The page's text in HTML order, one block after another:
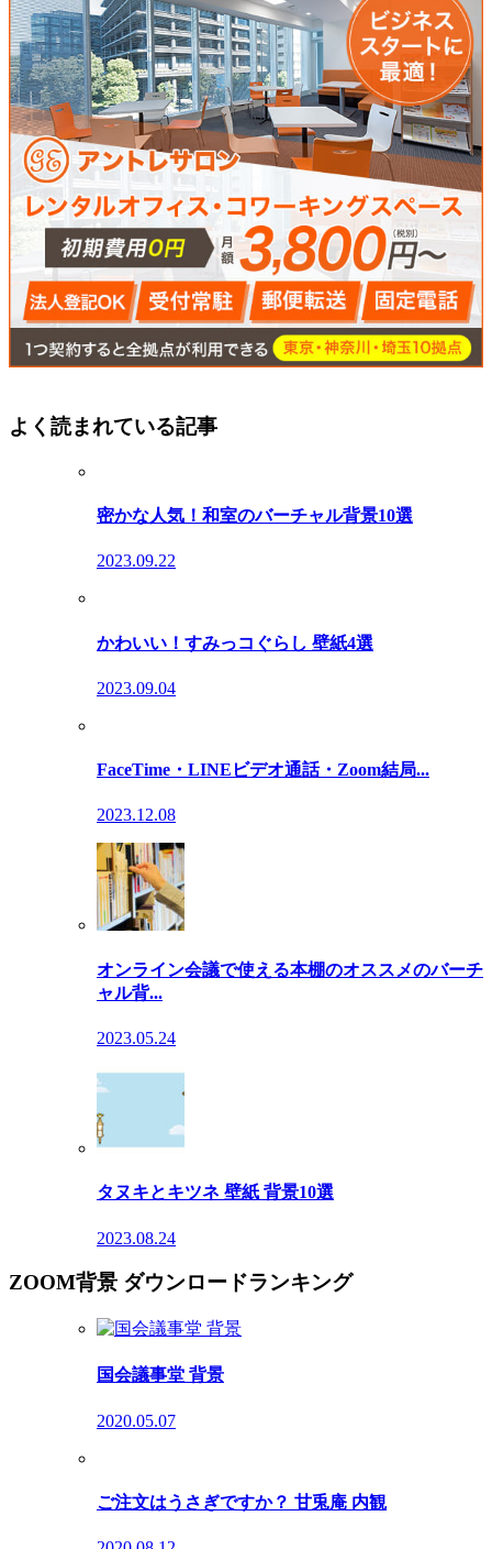
よく読まれている記事
密かな人気！和室のバーチャル背景10選
2023.09.22
かわいい！すみっコぐらし 壁紙4選
2023.09.04
FaceTime・LINEビデオ通話・Zoom結局...
2023.12.08
オンライン会議で使える本棚のオススメのバーチ
ャル背...
2023.05.24
タヌキとキツネ 壁紙 背景10選
2023.08.24
ZOOM背景 ダウンロードランキング
国会議事堂 背景
2020.05.07
ご注文はうさぎですか？ 甘兎庵 内観